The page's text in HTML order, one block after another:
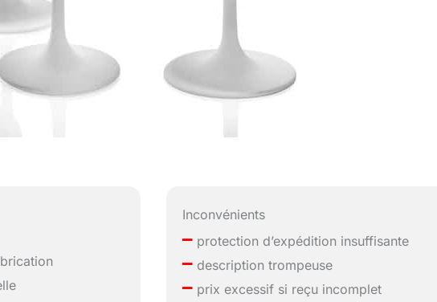
Inconvénients
– protection d’expédition insuffisante
– description trompeuse
– prix excessif si reçu incomplet